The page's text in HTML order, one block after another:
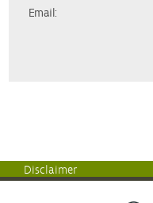
Email:
Disclaimer